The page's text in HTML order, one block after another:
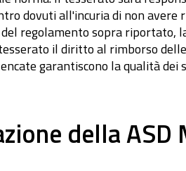
dovuti all'incuria di non
del regolamento sopra
il diritto al rimborso
garantiscono la qualità
della